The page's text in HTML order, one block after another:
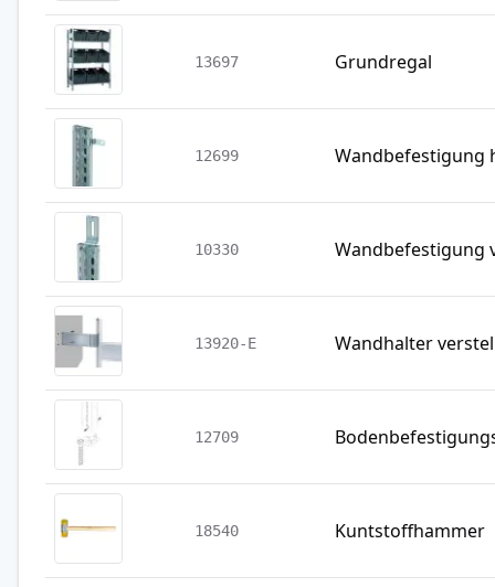
13697 Grundregal
12699 Wandbefestigung
10330 Wandbefestigung
13920-E Wandhalter
12709
18540 Kuntstoffhammer